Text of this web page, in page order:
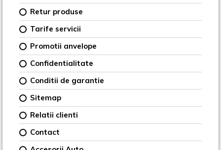
Retur produse
Tarife servicii
Promotii anvelope
Confidentialitate
Conditii de garantie
Sitemap
Relatii clienti
Contact